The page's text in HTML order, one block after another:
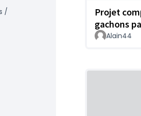
Projet
gachons
Alain44